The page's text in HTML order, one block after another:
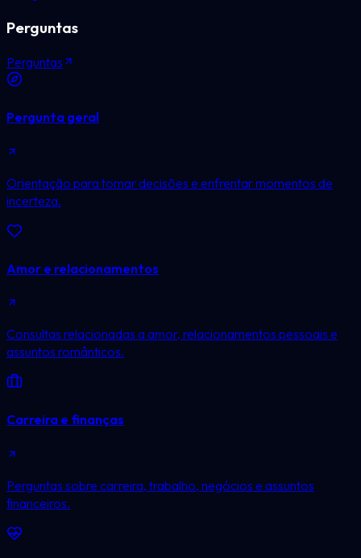
Perguntas
Perguntas
Pergunta geral
Orientação para tomar decisões e enfrentar momentos de
incerteza.
Amor e relacionamentos
Consultas relacionadas a amor, relacionamentos pessoais e
assuntos românticos.
Carreira e finanças
Perguntas sobre carreira, trabalho, negócios e assuntos
financeiros.